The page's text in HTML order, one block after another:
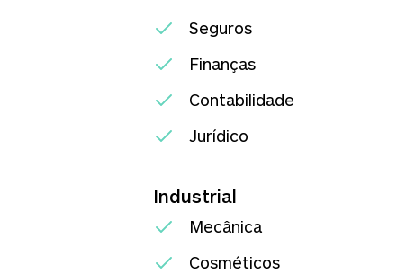
Seguros
Finanças
Contabilidade
Jurídico
Industrial
Mecânica
Cosméticos